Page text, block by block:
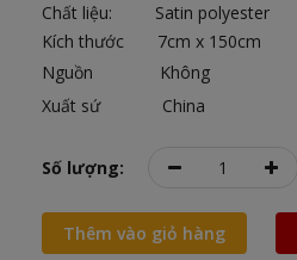
Chất liệu: Satin polyester
Kích thước 7cm x 150cm
Nguồn Không
Xuất sứ China
Số lượng:
Thêm vào giỏ hàng